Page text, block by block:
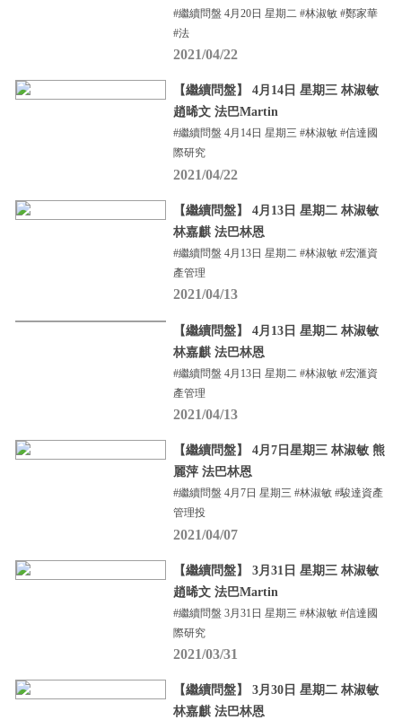
#繼續問盤 4月20日 星期二 #林淑敏 #鄭家華
#法
2021/04/22
【繼續問盤】 4月14日 星期三 林淑敏
趙晞文 法巴Martin
#繼續問盤 4月14日 星期三 #林淑敏 #信達國
際研究
2021/04/22
【繼續問盤】 4月13日 星期二 林淑敏
林嘉麒 法巴林恩
#繼續問盤 4月13日 星期二 #林淑敏 #宏滙資
產管理
2021/04/13
【繼續問盤】 4月13日 星期二 林淑敏
林嘉麒 法巴林恩
#繼續問盤 4月13日 星期二 #林淑敏 #宏滙資
產管理
2021/04/13
【繼續問盤】 4月7日星期三 林淑敏 熊
麗萍 法巴林恩
#繼續問盤 4月7日 星期三 #林淑敏 #駿達資產
管理投
2021/04/07
【繼續問盤】 3月31日 星期三 林淑敏
趙晞文 法巴Martin
#繼續問盤 3月31日 星期三 #林淑敏 #信達國
際研究
2021/03/31
【繼續問盤】 3月30日 星期二 林淑敏
林嘉麒 法巴林恩